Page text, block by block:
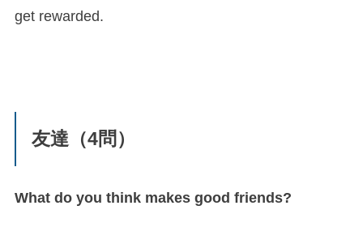
get rewarded.
友達（4問）
What do you think makes good friends?